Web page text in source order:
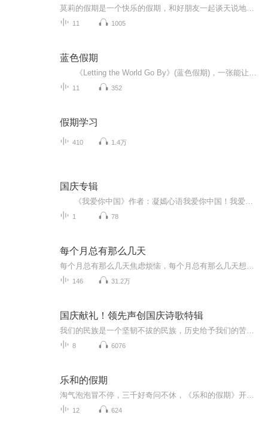
11 1005
蓝色假期
11 352
假期学习
410 1.4万
国庆专辑
1 78
每个月总有那么几天
146 31.2万
国庆献礼！领先声创国庆诗歌特辑
8 6076
乐和的假期
12 624